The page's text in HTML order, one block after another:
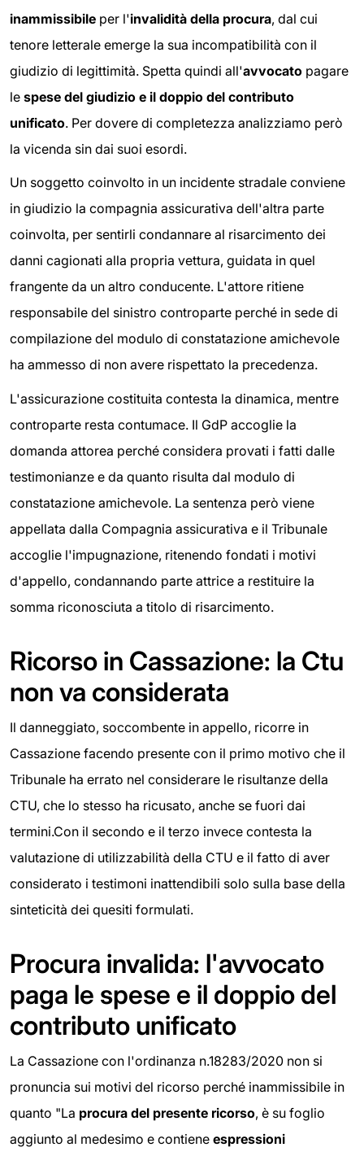
inammissibile per l'invalidità della procura, dal cui
tenore letterale emerge la sua incompatibilità con il
giudizio di legittimità. Spetta quindi all'avvocato pagare
le spese del giudizio e il doppio del contributo
unificato. Per dovere di completezza analizziamo però
la vicenda sin dai suoi esordi.
Un soggetto coinvolto in un incidente stradale conviene
in giudizio la compagnia assicurativa dell'altra parte
coinvolta, per sentirli condannare al risarcimento dei
danni cagionati alla propria vettura, guidata in quel
frangente da un altro conducente. L'attore ritiene
responsabile del sinistro controparte perché in sede di
compilazione del modulo di constatazione amichevole
ha ammesso di non avere rispettato la precedenza.
L'assicurazione costituita contesta la dinamica, mentre
controparte resta contumace. Il GdP accoglie la
domanda attorea perché considera provati i fatti dalle
testimonianze e da quanto risulta dal modulo di
constatazione amichevole. La sentenza però viene
appellata dalla Compagnia assicurativa e il Tribunale
accoglie l'impugnazione, ritenendo fondati i motivi
d'appello, condannando parte attrice a restituire la
somma riconosciuta a titolo di risarcimento.
Ricorso in Cassazione: la Ctu
non va considerata
Il danneggiato, soccombente in appello, ricorre in
Cassazione facendo presente con il primo motivo che il
Tribunale ha errato nel considerare le risultanze della
CTU, che lo stesso ha ricusato, anche se fuori dai
termini.Con il secondo e il terzo invece contesta la
valutazione di utilizzabilità della CTU e il fatto di aver
considerato i testimoni inattendibili solo sulla base della
sinteticità dei quesiti formulati.
Procura invalida: l'avvocato
paga le spese e il doppio del
contributo unificato
La Cassazione con l'ordinanza n.18283/2020 non si
pronuncia sui motivi del ricorso perché inammissibile in
quanto "La procura del presente ricorso, è su foglio
aggiunto al medesimo e contiene espressioni